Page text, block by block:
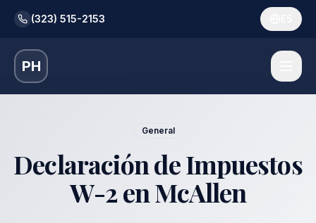
(323) 515-2153
PH
General
Declaración de Impuestos
W-2 en McAllen